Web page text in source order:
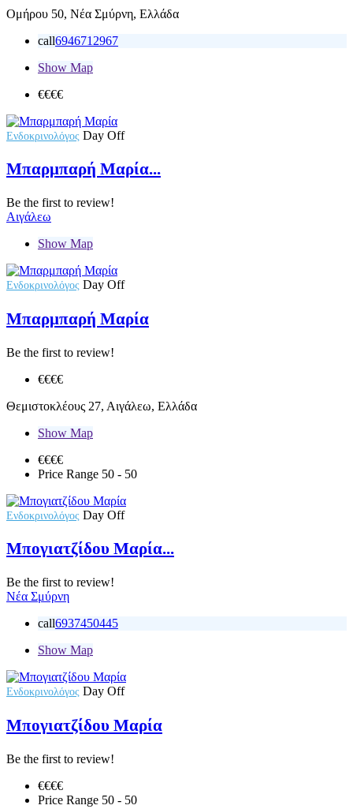
Ομήρου 50, Νέα Σμύρνη, Ελλάδα
call6946712967
Show Map
€€€€
Ενδοκρινολόγος Day Off
Μπαρμπαρή Μαρία...
Be the first to review!
Αιγάλεω
Show Map
Ενδοκρινολόγος Day Off
Μπαρμπαρή Μαρία
Be the first to review!
€€€€
Θεμιστοκλέους 27, Αιγάλεω, Ελλάδα
Show Map
€€€€
Price Range 50 - 50
Ενδοκρινολόγος Day Off
Μπογιατζίδου Μαρία...
Be the first to review!
Νέα Σμύρνη
call6937450445
Show Map
Ενδοκρινολόγος Day Off
Μπογιατζίδου Μαρία
Be the first to review!
€€€€
Price Range 50 - 50